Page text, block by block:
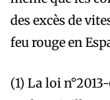
des excès de
feu rouge en
(1) La loi